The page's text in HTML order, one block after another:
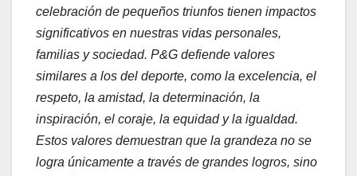
celebración de pequeños triunfos tienen impactos
significativos en nuestras vidas personales,
familias y sociedad. P&G defiende valores
similares a los del deporte, como la excelencia, el
respeto, la amistad, la determinación, la
inspiración, el coraje, la equidad y la igualdad.
Estos valores demuestran que la grandeza no se
logra únicamente a través de grandes logros, sino